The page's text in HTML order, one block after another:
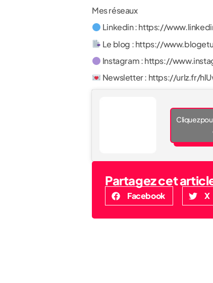
Mes réseaux
Linkedin : https://
Le blog : https://
Instagram : https://
Newsletter : https://urlz.fr/
Cliquez
Partagez cet
Facebook